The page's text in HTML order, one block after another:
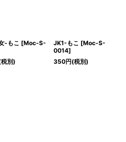
-もこ [Moc-S-
別)
JK1-もこ [Moc-S-
0014]
350円(税別)